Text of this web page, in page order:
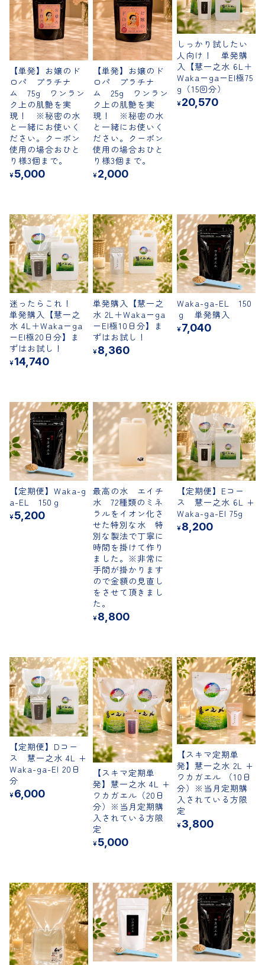
【単発】お嬢のド
ロパ プラチナ
ム 75g ワンラン
ク上の肌艶を実
現！ ※秘密の水
と一緒にお使いく
ださい。クーポン
使用の場合おひと
り様3個まで。
¥ 5,000
【単発】お嬢のド
ロパ プラチナ
ム 25g ワンラン
ク上の肌艶を実
現！ ※秘密の水
と一緒にお使いく
ださい。クーポン
使用の場合おひと
り様3個まで。
¥2,000
しっかり試したい
人向け！ 単発購
入【慧一之水 6L＋
Waka－ga－El極75
g（15回分）
¥ 20,570
迷ったらこれ！
単発購入【慧一之
水 4L＋Waka－ga
－El極20日分】ま
ずはお試し！
¥ 14,740
単発購入【慧一之
水 2L＋Waka－ga
－El極10日分】ま
ずはお試し！
¥8,360
Waka-ga-EL 150
ｇ 単発購入
¥ 7,040
【定期便】Waka-g
a-EL 150ｇ
¥ 5,200
最高の水 エイチ
水 72種類のミネ
ラルをイオン化さ
せた特別な水 特
別な製法で丁寧に
時間を掛けて作り
ました。※非常に
手間が掛かります
ので金額の見直し
をさせて頂きまし
た。
¥8,800
【定期便】Eコー
ス 慧一之水 6L +
Waka-ga-El 75g
¥ 8,200
【定期便】Dコー
ス 慧一之水 4L +
Waka-ga-El 20日
分
¥ 6,000
【スキマ定期単
発】慧一之水 4L +
ワカガエル（20日
分）※当月定期購
入されている方限
定
¥5,000
【スキマ定期単
発】慧一之水 2L +
ワカガエル （10日
分）※当月定期購
入されている方限
定
¥ 3,800